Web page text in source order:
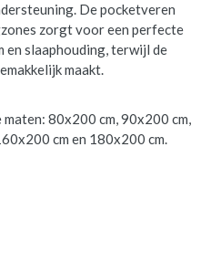
De pocketveren
zorgt voor een perfecte
en slaaphouding, terwijl de
maakt.
80x200 cm, 90x200 cm,
cm en 180x200 cm.